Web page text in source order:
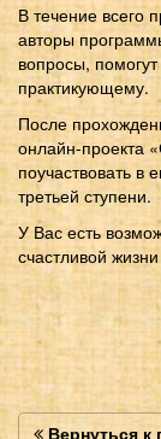
В течение всего
авторы
вопросы,
практикующему.
После
онлайн-проекта
поучаствовать в
третьей ступени.
У Вас есть
счастливой
Вернуться